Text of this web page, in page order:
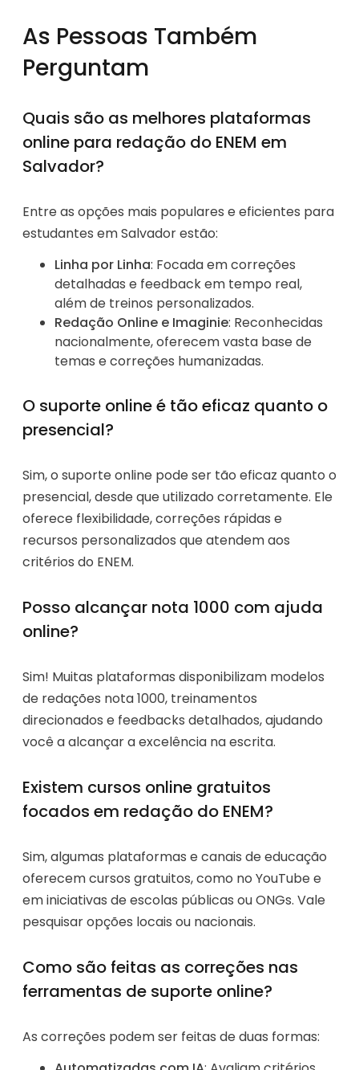
As Pessoas Também
Perguntam
Quais são as melhores plataformas
online para redação do ENEM em
Salvador?
Entre as opções mais populares e eficientes para
estudantes em Salvador estão:
Linha por Linha: Focada em correções
detalhadas e feedback em tempo real,
além de treinos personalizados.
Redação Online e Imaginie: Reconhecidas
nacionalmente, oferecem vasta base de
temas e correções humanizadas.
O suporte online é tão eficaz quanto o
presencial?
Sim, o suporte online pode ser tão eficaz quanto o
presencial, desde que utilizado corretamente. Ele
oferece flexibilidade, correções rápidas e
recursos personalizados que atendem aos
critérios do ENEM.
Posso alcançar nota 1000 com ajuda
online?
Sim! Muitas plataformas disponibilizam modelos
de redações nota 1000, treinamentos
direcionados e feedbacks detalhados, ajudando
você a alcançar a excelência na escrita.
Existem cursos online gratuitos
focados em redação do ENEM?
Sim, algumas plataformas e canais de educação
oferecem cursos gratuitos, como no YouTube e
em iniciativas de escolas públicas ou ONGs. Vale
pesquisar opções locais ou nacionais.
Como são feitas as correções nas
ferramentas de suporte online?
As correções podem ser feitas de duas formas: